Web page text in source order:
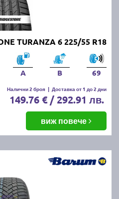
TURANZA 6 225/55 R18
A B 69
Налични 2 броя | Доставка от 1 до 2 дни
149.76 € / 292.91 лв.
виж повече